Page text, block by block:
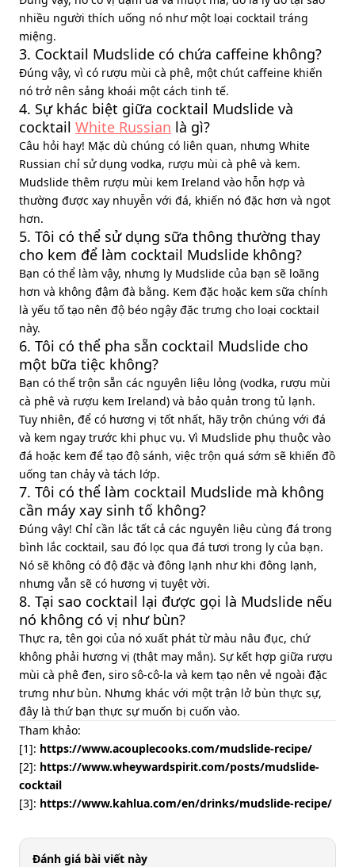
nhiều người thích uống nó như một loại cocktail tráng
miệng.
3. Cocktail Mudslide có chứa caffeine không?
Đúng vậy, vì có rượu mùi cà phê, một chút caffeine khiến
nó trở nên sảng khoái một cách tinh tế.
4. Sự khác biệt giữa cocktail Mudslide và
cocktail White Russian là gì?
Câu hỏi hay! Mặc dù chúng có liên quan, nhưng White
Russian chỉ sử dụng vodka, rượu mùi cà phê và kem.
Mudslide thêm rượu mùi kem Ireland vào hỗn hợp và
thường được xay nhuyễn với đá, khiến nó đặc hơn và ngọt
hơn.
5. Tôi có thể sử dụng sữa thông thường thay
cho kem để làm cocktail Mudslide không?
Bạn có thể làm vậy, nhưng ly Mudslide của bạn sẽ loãng
hơn và không đậm đà bằng. Kem đặc hoặc kem sữa chính
là yếu tố tạo nên độ béo ngậy đặc trưng cho loại cocktail
này.
6. Tôi có thể pha sẵn cocktail Mudslide cho
một bữa tiệc không?
Bạn có thể trộn sẵn các nguyên liệu lỏng (vodka, rượu mùi
cà phê và rượu kem Ireland) và bảo quản trong tủ lạnh.
Tuy nhiên, để có hương vị tốt nhất, hãy trộn chúng với đá
và kem ngay trước khi phục vụ. Vì Mudslide phụ thuộc vào
đá hoặc kem để tạo độ sánh, việc trộn quá sớm sẽ khiến đồ
uống tan chảy và tách lớp.
7. Tôi có thể làm cocktail Mudslide mà không
cần máy xay sinh tố không?
Đúng vậy! Chỉ cần lắc tất cả các nguyên liệu cùng đá trong
bình lắc cocktail, sau đó lọc qua đá tươi trong ly của bạn.
Nó sẽ không có độ đặc và đông lạnh như khi đông lạnh,
nhưng vẫn sẽ có hương vị tuyệt vời.
8. Tại sao cocktail lại được gọi là Mudslide nếu
nó không có vị như bùn?
Thực ra, tên gọi của nó xuất phát từ màu nâu đục, chứ
không phải hương vị (thật may mắn). Sự kết hợp giữa rượu
mùi cà phê đen, siro sô-cô-la và kem tạo nên vẻ ngoài đặc
trưng như bùn. Nhưng khác với một trận lở bùn thực sự,
đây là thứ bạn thực sự muốn bị cuốn vào.
Tham khảo:
[1]: https://www.acouplecooks.com/mudslide-recipe/
[2]: https://www.wheywardspirit.com/posts/mudslide-
cocktail
[3]: https://www.kahlua.com/en/drinks/mudslide-recipe/
Đánh giá bài viết này